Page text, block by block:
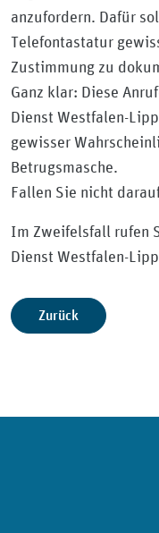
anzufordern. Dafür
Telefontastatur
Zustimmung zu
Ganz klar: Diese
Dienst Westfalen-
gewisser
Betrugsmasche.
Fallen Sie nicht
Im Zweifelsfall rufen
Dienst Westfalen-
Zurück